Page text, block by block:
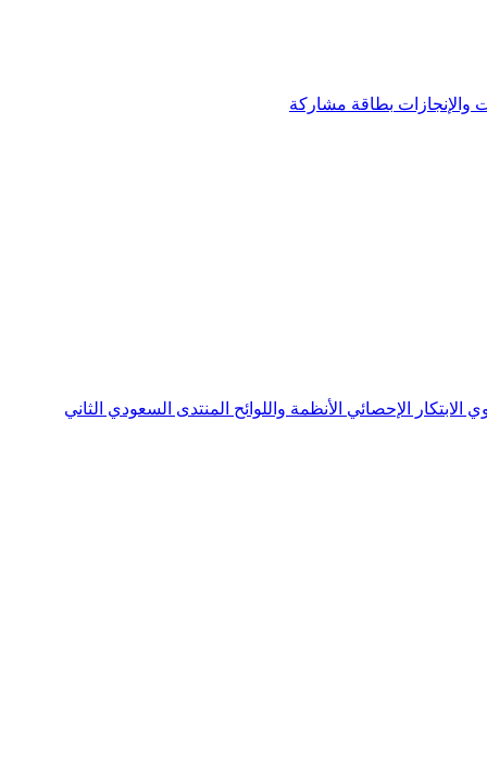
والإنجازات بطاقة مشاركة
الابتكار الإحصائي الأنظمة واللوائح المنتدى السعودي الثاني